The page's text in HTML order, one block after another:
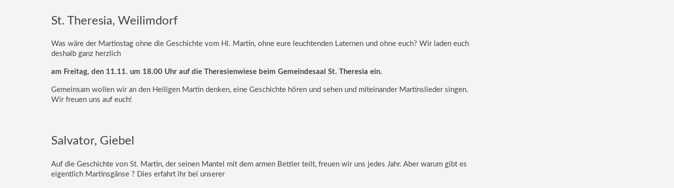
St. Theresia, Weilimdorf
Was wäre der Martinstag ohne die Geschichte vom Hl. Martin, ohne eure leuchtenden Laternen und ohne euch? Wir laden euch
deshalb ganz herzlich
am Freitag, den 11.11. um 18.00 Uhr auf die Theresienwiese beim Gemeindesaal St. Theresia ein.
Gemeinsam wollen wir an den Heiligen Martin denken, eine Geschichte hören und sehen und miteinander Martinslieder singen.
Wir freuen uns auf euch!
Salvator, Giebel
Auf die Geschichte von St. Martin, der seinen Mantel mit dem armen Bettler teilt, freuen wir uns jedes Jahr. Aber warum gibt es
eigentlich Martinsgänse ? Dies erfahrt ihr bei unserer